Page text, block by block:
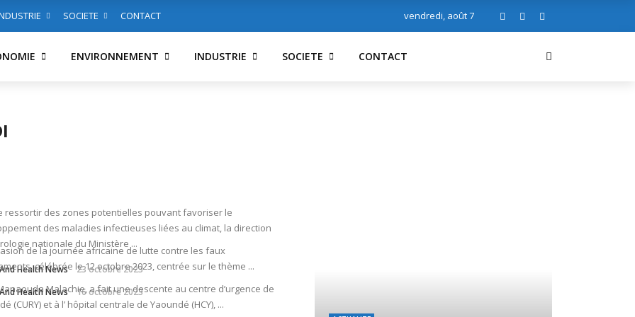
SOCIETE CONTACT vendredi, août 7
ENVIRONNEMENT INDUSTRIE SOCIETE CONTACT
ressortir des zones potentielles pouvant favoriser le
des maladies infectieuses liées au climat, la direction
nationale du Ministère ...
Health News 23 octobre 2023
de la journée africaine de lutte contre les faux
célébrée le 12 octobre 2023, centrée sur le thème ...
Health News 16 octobre 2023
Malachie, a fait une descente au centre d’urgence de
(CURY) et à l’ hôpital centrale de Yaoundé (HCY), ...